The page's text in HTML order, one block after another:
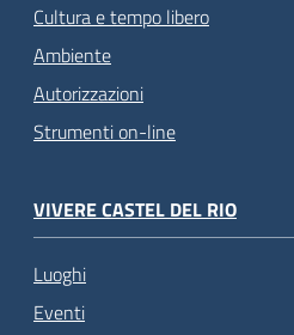
Cultura e tempo libero
Ambiente
Autorizzazioni
Strumenti on-line
VIVERE CASTEL DEL RIO
Luoghi
Eventi